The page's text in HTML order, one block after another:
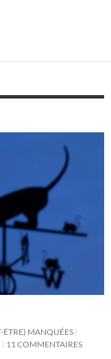
ÊTRE) MANQUÉES
11 COMMENTAIRES